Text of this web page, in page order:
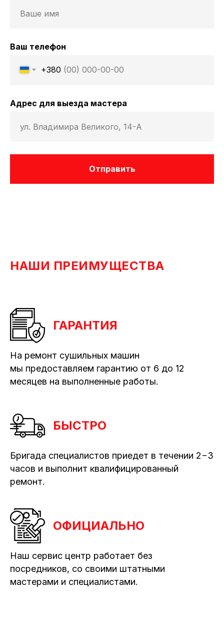
Ваш телефон
+380
Адрес для выезда мастера
Отправить
НАШИ ПРЕИМУЩЕСТВА
ГАРАНТИЯ
На ремонт сушильных машин
мы предоставляем гарантию от 6 до 12
месяцев на выполненные работы.
БЫСТРО
Бригада специалистов приедет в течении 2−3
часов и выполнит квалифицированный
ремонт.
ОФИЦИАЛЬНО
Наш сервис центр работает без
посредников, со своими штатными
мастерами и специалистами.